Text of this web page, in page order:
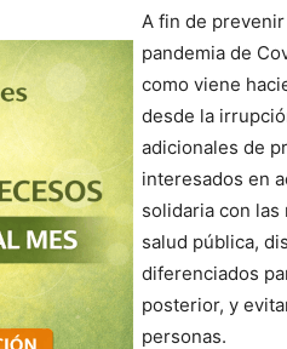
A fin de
pandemia de
como viene
desde la
adicionales de
interesados en
solidaria con las
salud pública,
diferenciados
posterior, y
personas.